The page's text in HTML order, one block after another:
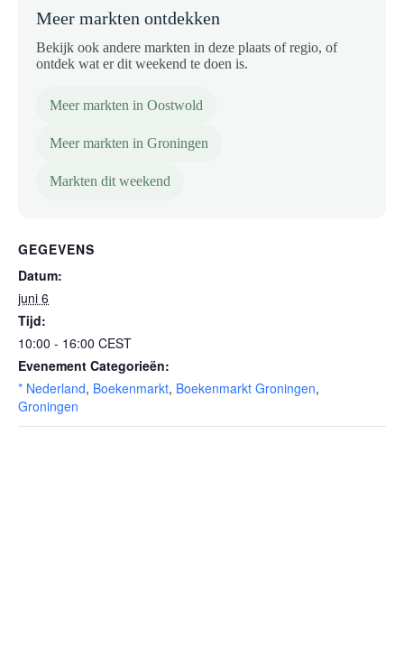
Meer markten ontdekken
Bekijk ook andere markten in deze plaats of regio, of
ontdek wat er dit weekend te doen is.
Meer markten in Oostwold
Meer markten in Groningen
Markten dit weekend
GEGEVENS
Datum:
juni 6
Tijd:
10:00 - 16:00 CEST
Evenement Categorieën:
* Nederland, Boekenmarkt, Boekenmarkt Groningen,
Groningen